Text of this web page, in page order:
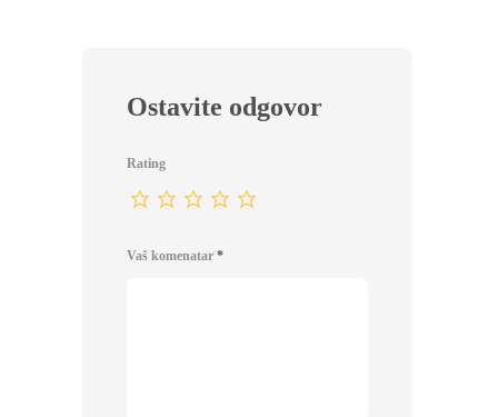
Ostavite odgovor
Rating
Vaš komenatar *